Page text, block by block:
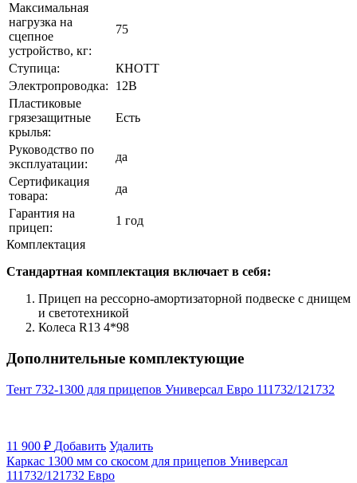
Максимальная
нагрузка на
сцепное
устройство, кг:
75
Ступица:
КНОТТ
Электропроводка:
12В
Пластиковые
грязезащитные
крылья:
Есть
Руководство по
эксплуатации:
да
Сертификация
товара:
да
Гарантия на
прицеп:
1 год
Комплек­тация
Стандартная комплектация включает в себя:
Прицеп на рессорно-амортизаторной подвеске с днищем
и светотехникой
Колеса R13 4*98
Дополнительные комплектующие
Тент 732-1300 для прицепов Универсал Евро 111732/121732
11 900 ₽ Добавить Удалить
Каркас 1300 мм со скосом для прицепов Универсал
111732/121732 Евро